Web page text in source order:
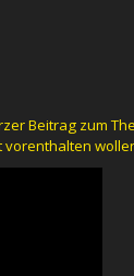
Beitrag zum
vorenthalten